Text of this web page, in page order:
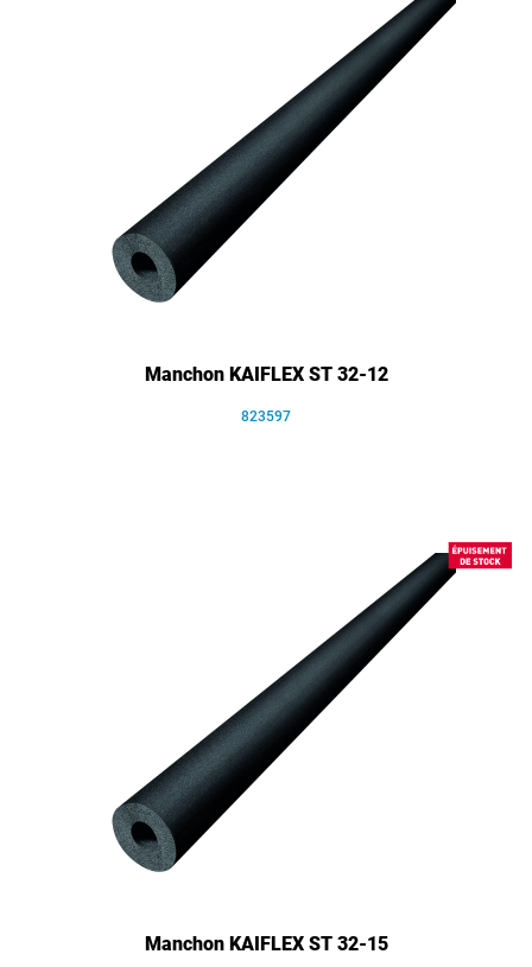
Manchon KAIFLEX ST 32-12
823597
Manchon KAIFLEX ST 32-15